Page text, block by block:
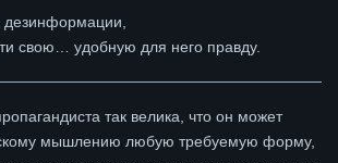
дезинформации,
свою… удобную для него правду.
так велика, что он может
мышлению любую требуемую форму,